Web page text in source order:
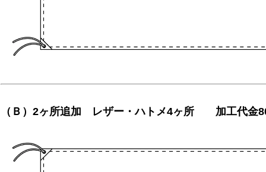
（Ｂ）2ヶ所追加 レザー・ハトメ4ヶ所 加工代金